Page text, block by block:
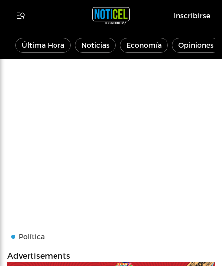
Inscribirse
Última Hora Noticias Economía Opiniones
Política
Advertisements